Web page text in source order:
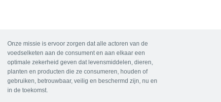
Onze missie is ervoor zorgen dat alle actoren van de
voedselketen aan de consument en aan elkaar een
optimale zekerheid geven dat levensmiddelen, dieren,
planten en producten die ze consumeren, houden of
gebruiken, betrouwbaar, veilig en beschermd zijn, nu en
in de toekomst.